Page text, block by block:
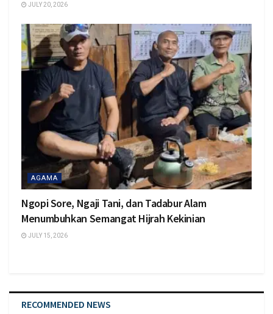
JULY 20, 2026
AGAMA
Ngopi Sore, Ngaji Tani, dan Tadabur Alam
Menumbuhkan Semangat Hijrah Kekinian
JULY 15, 2026
RECOMMENDED NEWS